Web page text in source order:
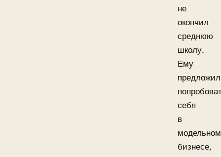
не
окончил
среднюю
школу.
Ему
себя
в
модельном
бизнесе,